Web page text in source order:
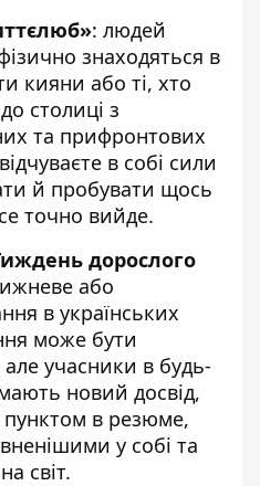
: людей
знаходяться в
кияни або ті, хто
столиці з
та прифронтових
в собі сили
й пробувати щось
точно вийде.
дорослого
або
в українських
може бути
учасники в будь-
новий досвід,
в резюме,
у собі та
світ.